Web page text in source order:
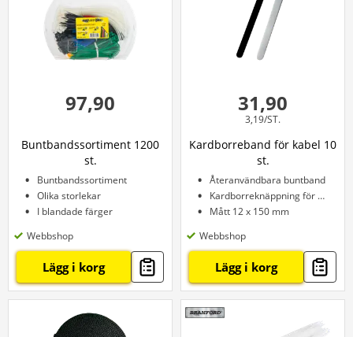
97,90
Buntbandssortiment 1200
st.
Buntbandssortiment
Olika storlekar
I blandade färger
Webbshop
Lägg i korg
31,90
3,19/ST.
Kardborreband för kabel 10
st.
Återanvändbara buntband
Kardborreknäppning för enkel justering
Mått 12 x 150 mm
Webbshop
Lägg i korg